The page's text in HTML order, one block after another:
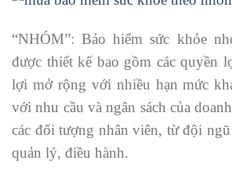
“NHÓM”: Bảo hiểm sức khỏe
được thiết kế bao gồm các quyền
lợi mở rộng với nhiều hạn mức
với nhu cầu và ngân sách của
các đối tượng nhân viên, từ đội
quản lý, điều hành.